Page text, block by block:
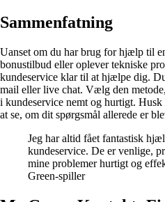
Sammenfatning
Uanset om du har brug for hjælp til
bonustilbud eller oplever tekniske
kundeservice klar til at hjælpe dig.
mail eller live chat. Vælg den
i kundeservice nemt og hurtigt.
at se, om dit spørgsmål allerede er
Jeg har altid fået fantastisk
kundeservice. De er venlige,
mine problemer hurtigt og
Green-spiller